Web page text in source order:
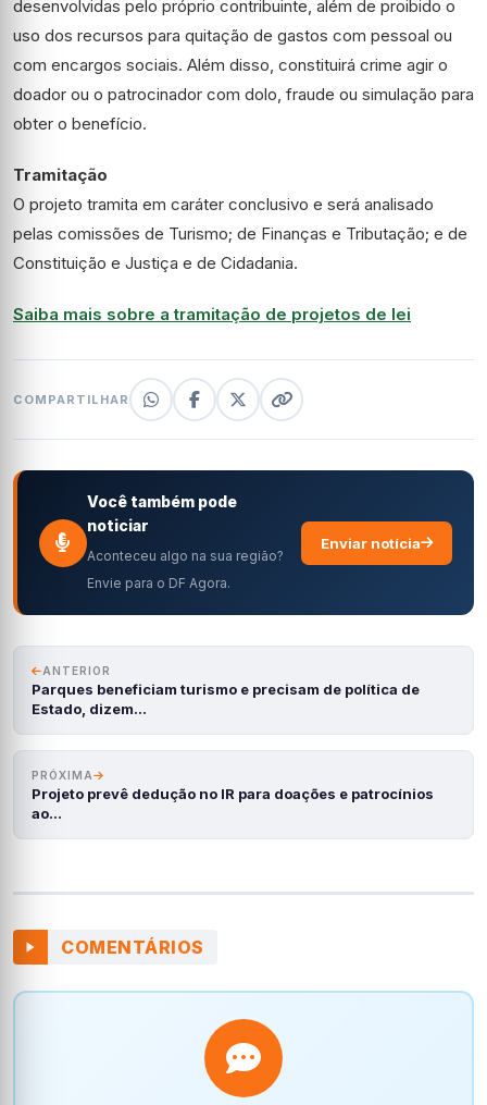
desenvolvidas pelo próprio contribuinte, além de proibido o
uso dos recursos para quitação de gastos com pessoal ou
com encargos sociais. Além disso, constituirá crime agir o
doador ou o patrocinador com dolo, fraude ou simulação para
obter o benefício.
Tramitação
O projeto tramita em caráter conclusivo e será analisado
pelas comissões de Turismo; de Finanças e Tributação; e de
Constituição e Justiça e de Cidadania.
Saiba mais sobre a tramitação de projetos de lei
COMPARTILHAR
Você também pode
noticiar
Aconteceu algo na sua região?
Envie para o DF Agora.
Enviar notícia
ANTERIOR
Parques beneficiam turismo e precisam de política de
Estado, dizem…
PRÓXIMA
Projeto prevê dedução no IR para doações e patrocínios
ao…
COMENTÁRIOS